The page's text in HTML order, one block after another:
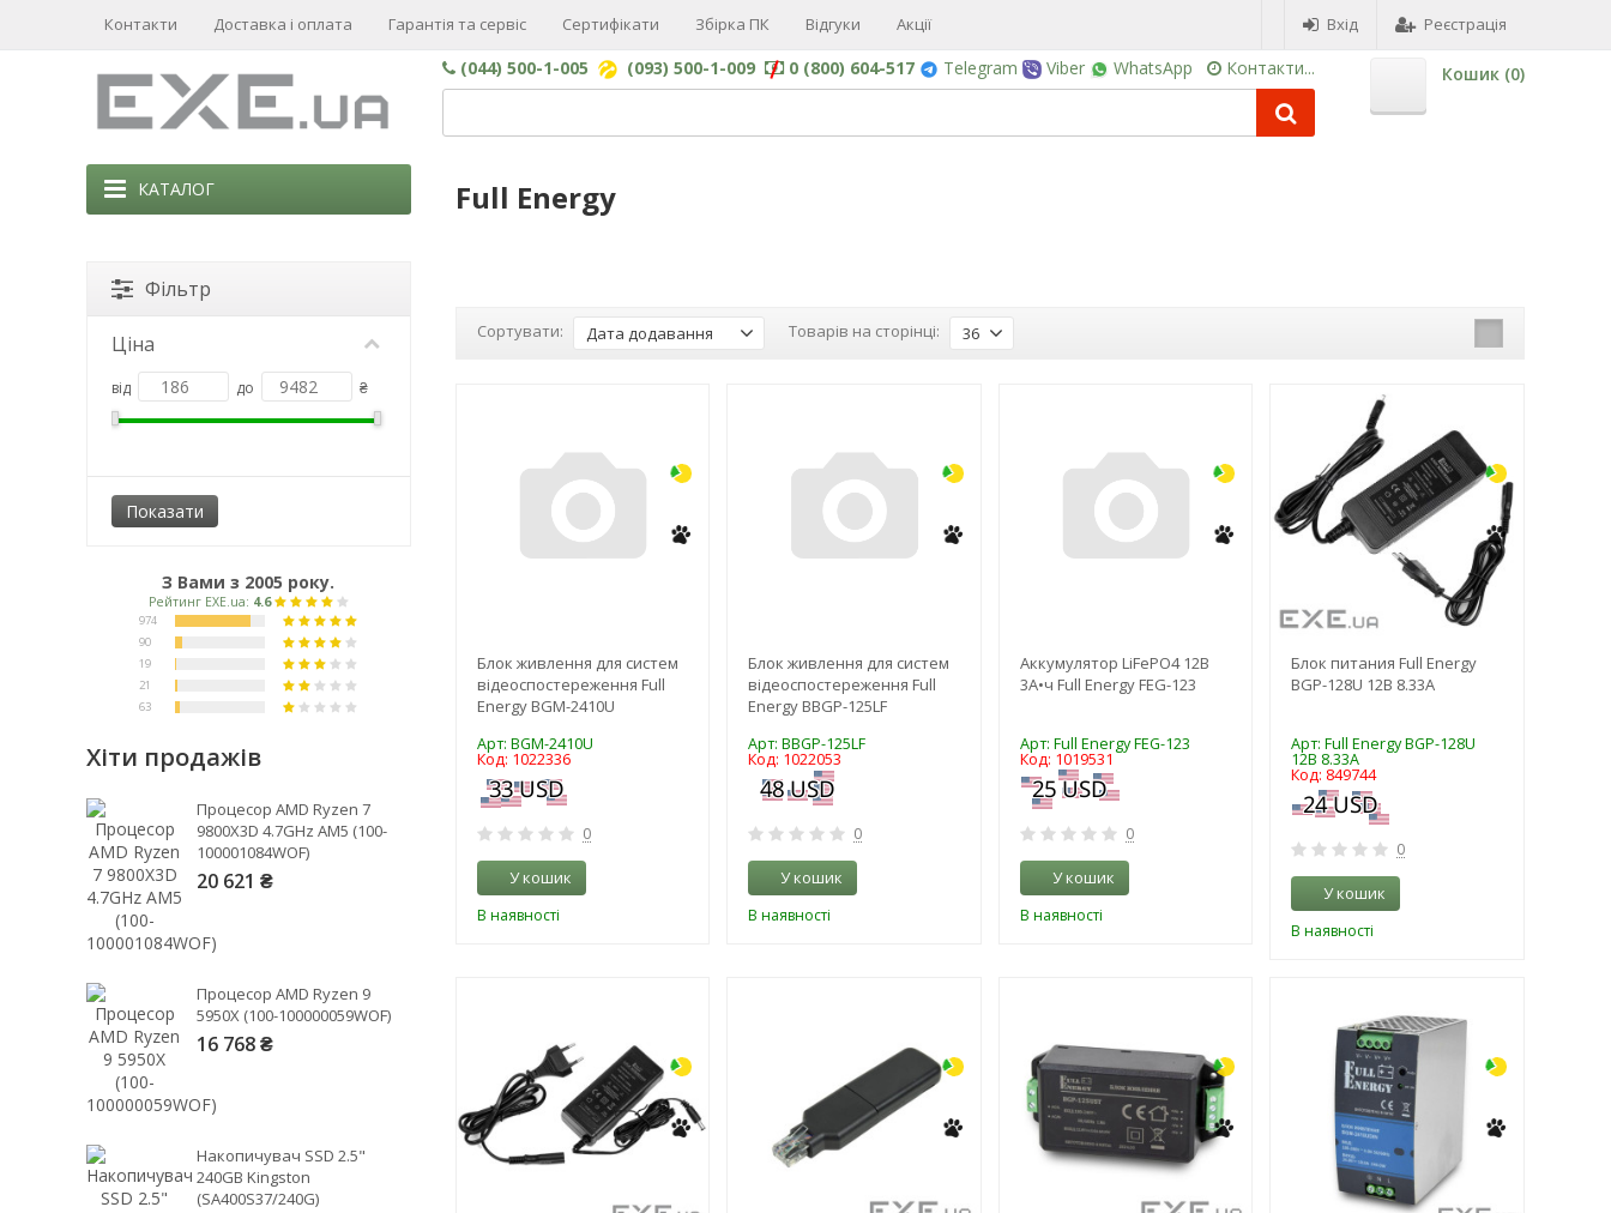
Контакти Доставка і оплата Гарантія та сервіс Сертифікати Збірка ПК Відгуки Акції Вхід Реєстрація
(044) 500-1-005 (093) 500-1-009 0 (800) 604-517 Telegram Viber WhatsApp Контакти... Кошик (0)
КАТАЛОГ Full Energy
Сортувати: Дата додавання Товарів на сторінці: 36
Блок живлення для систем
відеоспостереження Full
Energy BGM-2410U
Арт: BGM-2410U
Код: 1022336
0
У кошик
В наявності
Блок живлення для систем
відеоспостереження Full
Energy BBGP-125LF
Арт: BBGP-125LF
Код: 1022053
0
У кошик
В наявності
Аккумулятор LiFePO4 12В
3А•ч Full Energy FEG-123
Арт: Full Energy FEG-123
Код: 1019531
0
У кошик
В наявності
Блок питания Full Energy
BGP-128U 12В 8.33А
Арт: Full Energy BGP-128U
12В 8.33А
Код: 849744
0
У кошик
В наявності
Фільтр
Ціна
від до ₴
З Вами з 2005 року.
Рейтинг EXE.ua:4.6
974
90
19
63
Хіти продажів
Процесор AMD Ryzen 7
9800X3D 4.7GHz AM5 (100-
100001084WOF)
20 621 ₴
Процесор AMD Ryzen 9
5950X (100-100000059WOF)
16 768 ₴
Накопичувач SSD 2.5"
240GB Kingston
(SA400S37/240G)